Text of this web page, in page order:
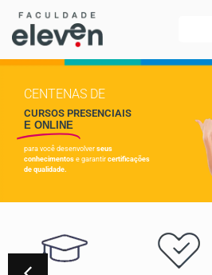
CENTENAS DE
CURSOS PRESENCIAIS
E ONLINE
para você desenvolver seus
conhecimentos e garantir certificações
de qualidade.